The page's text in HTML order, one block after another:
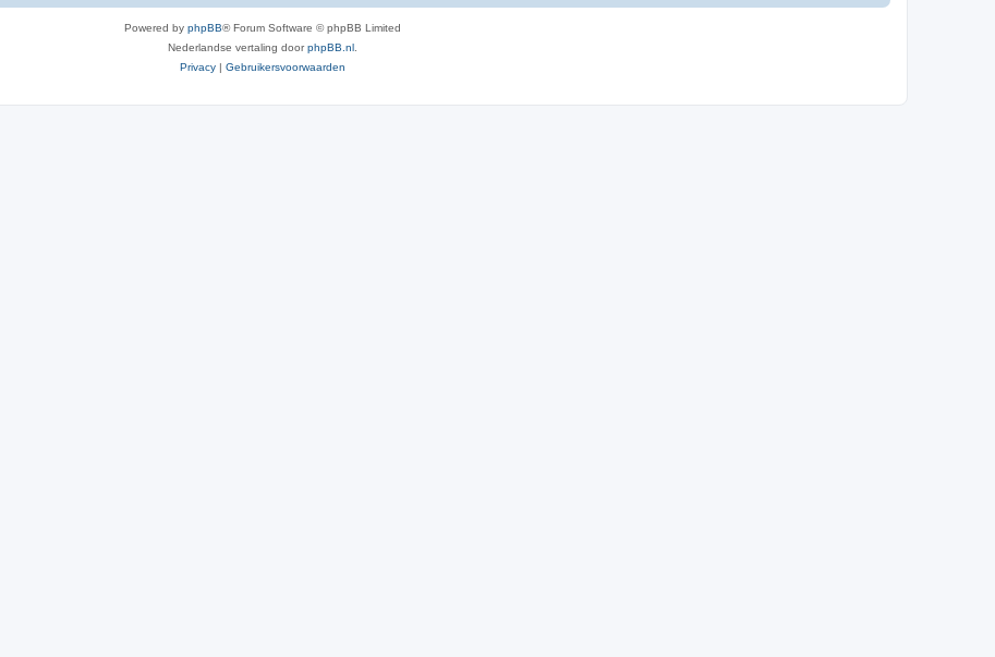
Powered by phpBB® Forum Software © phpBB Limited
Nederlandse vertaling doorphpBB.nl
Privacy | Gebruikersvoorwaarden